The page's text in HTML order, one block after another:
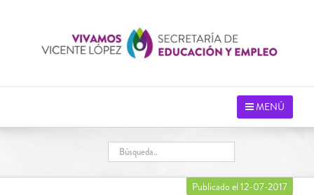
MENÚ
Publicado el 12-07-2017